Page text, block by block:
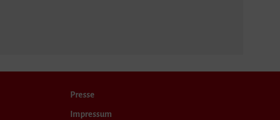
Presse
Impressum